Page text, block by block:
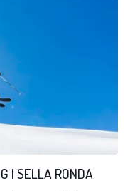
I SELLA RONDA